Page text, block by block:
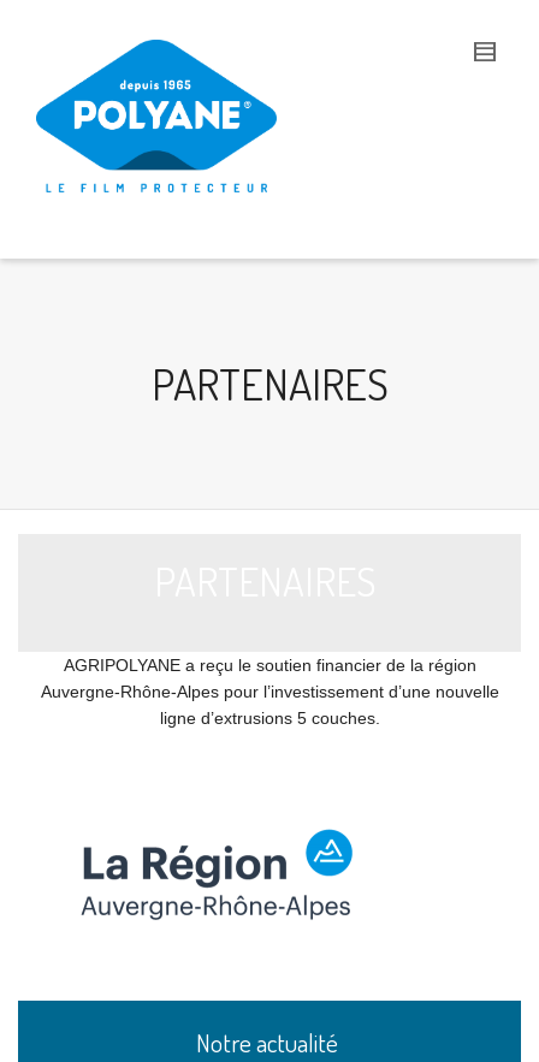
I'm looking for
.
Show me the
Super Search
PARTENAIRES
AGRIPOLYANE a reçu le soutien financier de la région
Auvergne-Rhône-Alpes pour l’investissement d’une nouvelle
ligne d’extrusions 5 couches.
Notre actualité